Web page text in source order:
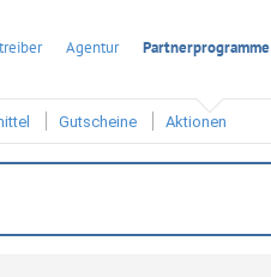
Agentur Partnerprogramme
Gutscheine Aktionen